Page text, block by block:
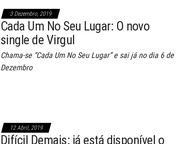
3 Dezembro, 2019
Cada Um No Seu Lugar: O novo
single de Virgul
Chama-se “Cada Um No Seu Lugar” e sai já no dia 6 de
Dezembro
12 Abril, 2019
Difícil Demais: já está disponível o